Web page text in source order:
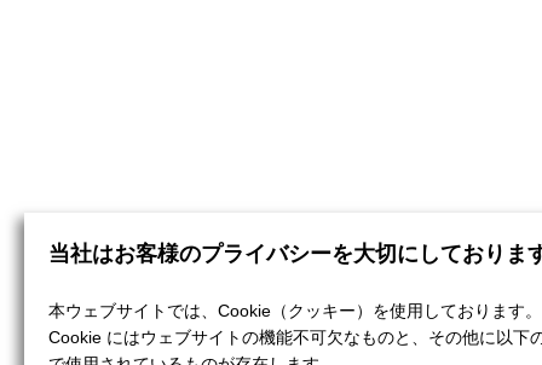
当社はお客様のプライバシーを大切にしておりま
本ウェブサイトでは、Cookie（クッキー）を使用しております。
Cookie にはウェブサイトの機能不可欠なものと、その他に以下